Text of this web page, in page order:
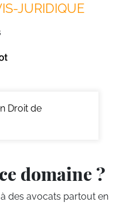
JURIDIQUE
Droit de
domaine ?
à des avocats partout en